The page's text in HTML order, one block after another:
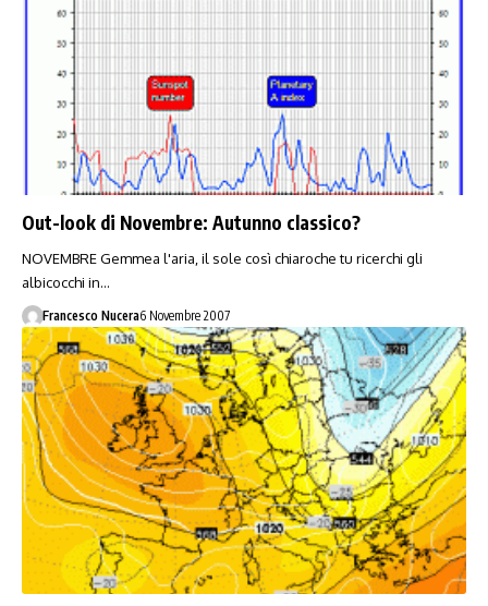
Out-look di Novembre: Autunno classico?
NOVEMBRE Gemmea l'aria, il sole così chiaroche tu ricerchi gli
albicocchi in…
Francesco Nucera6 Novembre 2007